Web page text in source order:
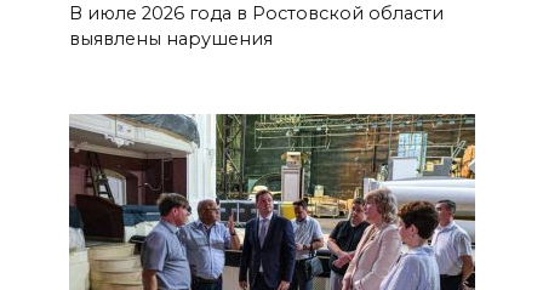
В июле 2026 года в Ростовской области
выявлены нарушения